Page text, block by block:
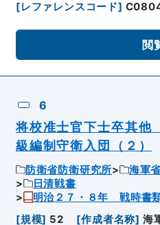
[レファレンスコード]
閲
6
将校准士官下士卒其
級編制守衛入団（２）
防衛省防衛研究所 海軍
日清戦書
明治２７・８年 戦時
[規模] 52 [作成者名称] 海